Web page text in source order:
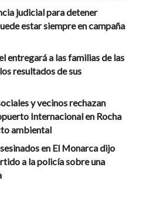
judicial para detener
estar siempre en campaña
entregará a las familias de las
resultados de sus
y vecinos rechazan
Internacional en Rocha
ambiental
en El Monarca dijo
a la policía sobre una